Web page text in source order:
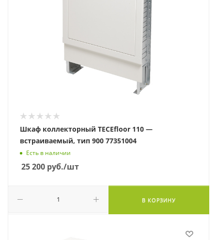
Шкаф коллекторный TECEfloor 110 —
встраиваемый, тип 900 77351004
Есть в наличии
25 200 руб./шт
В КОРЗИНУ